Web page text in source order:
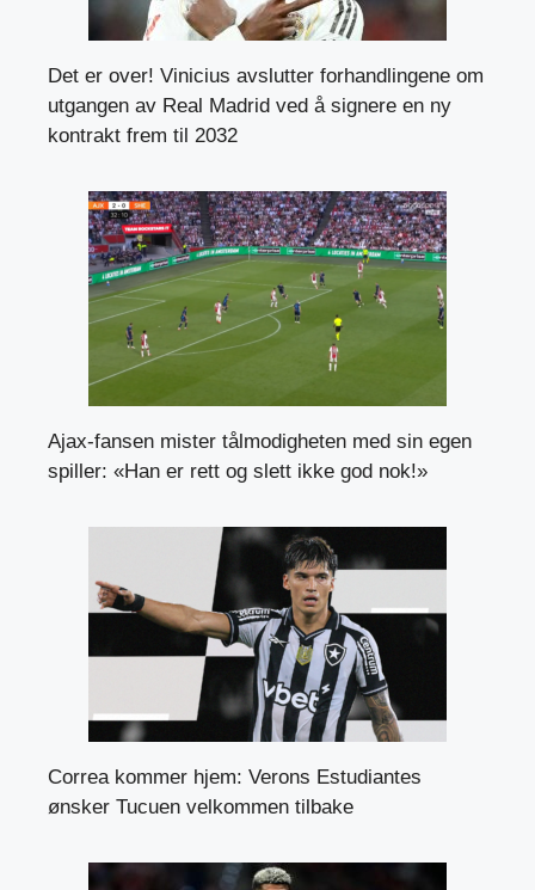
Det er over! Vinicius avslutter forhandlingene om
utgangen av Real Madrid ved å signere en ny
kontrakt frem til 2032
Ajax-fansen mister tålmodigheten med sin egen
spiller: «Han er rett og slett ikke god nok!»
Correa kommer hjem: Verons Estudiantes
ønsker Tucuen velkommen tilbake